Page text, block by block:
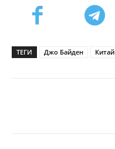
ТЕГИ Джо Байден Китай